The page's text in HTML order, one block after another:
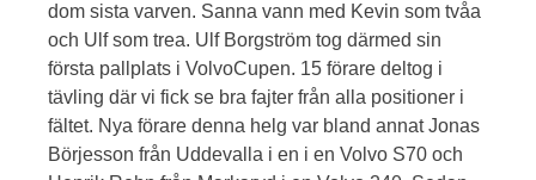
dom sista varven. Sanna vann med Kevin som tvåa
och Ulf som trea. Ulf Borgström tog därmed sin
första pallplats i VolvoCupen. 15 förare deltog i
tävling där vi fick se bra fajter från alla positioner i
fältet. Nya förare denna helg var bland annat Jonas
Börjesson från Uddevalla i en i en Volvo S70 och